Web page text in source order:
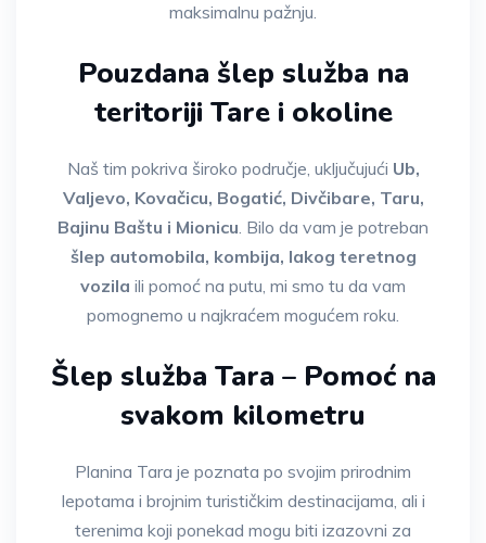
maksimalnu pažnju.
Pouzdana šlep služba na
teritoriji Tare i okoline
Naš tim pokriva široko područje, uključujući Ub,
Valjevo, Kovačicu, Bogatić, Divčibare, Taru,
Bajinu Baštu i Mionicu. Bilo da vam je potreban
šlep automobila, kombija, lakog teretnog
vozila ili pomoć na putu, mi smo tu da vam
pomognemo u najkraćem mogućem roku.
Šlep služba Tara – Pomoć na
svakom kilometru
Planina Tara je poznata po svojim prirodnim
lepotama i brojnim turističkim destinacijama, ali i
terenima koji ponekad mogu biti izazovni za